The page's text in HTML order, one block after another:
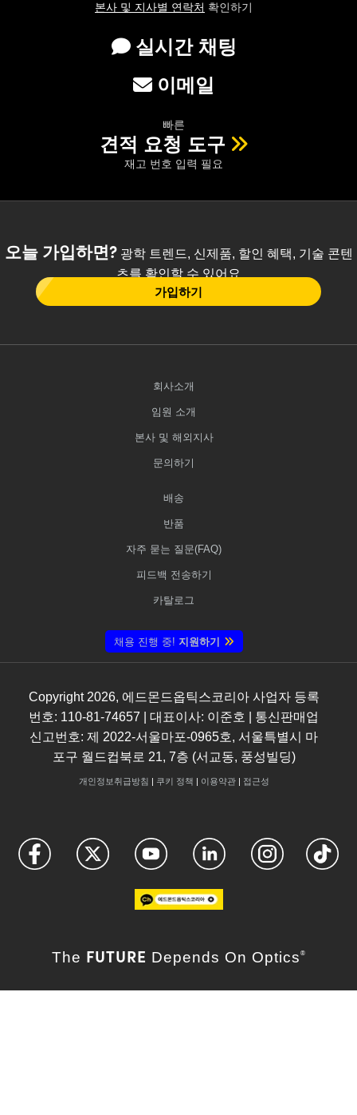
본사 및 지사별 연락처 확인하기
실시간 채팅
이메일
빠른
견적 요청 도구
재고 번호 입력 필요
오늘 가입하면?광학 트렌드, 신제품, 할인 혜택, 기술 콘텐
츠를 확인할 수 있어요
가입하기
회사소개
임원 소개
본사 및 해외지사
문의하기
배송
반품
자주 묻는 질문(FAQ)
피드백 전송하기
카탈로그
채용 진행 중! 지원하기
Copyright 2026, 에드몬드옵틱스코리아 사업자 등록
번호: 110-81-74657 | 대표이사: 이준호 | 통신판매업
신고번호: 제 2022-서울마포-0965호, 서울특별시 마
포구 월드컵북로 21, 7층 (서교동, 풍성빌딩)
개인정보취급방침 | 쿠키 정책 | 이용약관| 접근성
The FUTURE Depends On Optics ®